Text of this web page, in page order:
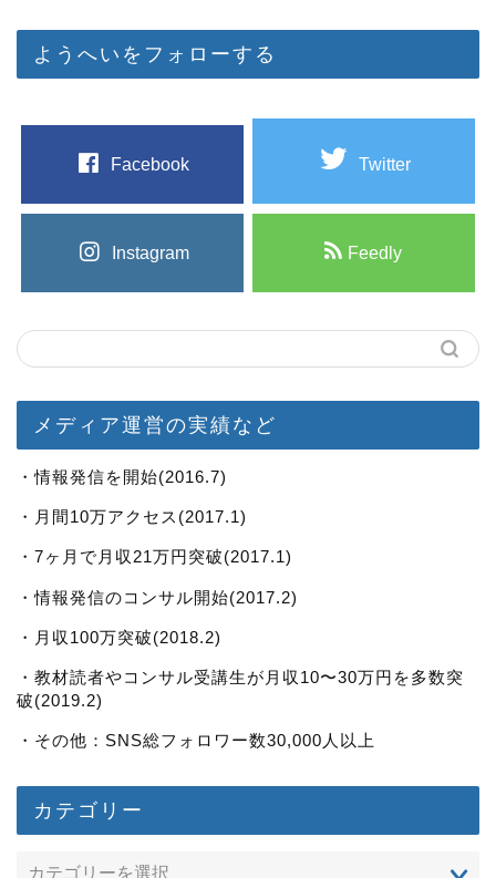
ようへいをフォローする
Facebook Twitter
Instagram Feedly
メディア運営の実績など
・情報発信を開始(2016.7)
・月間10万アクセス(2017.1)
・7ヶ月で月収21万円突破(2017.1)
・情報発信のコンサル開始(2017.2)
・月収100万突破(2018.2)
・教材読者やコンサル受講生が月収10〜30万円を多数突
破(2019.2)
・その他：SNS総フォロワー数30,000人以上
カテゴリー